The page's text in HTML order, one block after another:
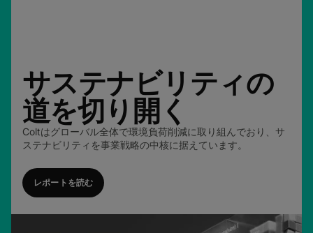
サステナビリティの
道を切り開く
Coltはグローバル全体で環境負荷削減に取り組んでおり、サ
ステナビリティを事業戦略の中核に据えています。
レポートを読む